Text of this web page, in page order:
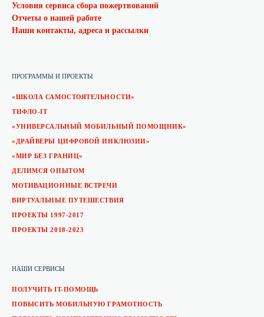
ПРОГРАММЫ И ПРОЕКТЫ
«ШКОЛА САМОСТОЯТЕЛЬНОСТИ»
ТИФЛО-IT
«УНИВЕРСАЛЬНЫЙ МОБИЛЬНЫЙ ПОМОЩНИК»
«ДРАЙВЕРЫ ЦИФРОВОЙ ИНКЛЮЗИИ»
«МИР БЕЗ ГРАНИЦ»
ДЕЛИМСЯ ОПЫТОМ
МОТИВАЦИОННЫЕ ВСТРЕЧИ
ВИРТУАЛЬНЫЕ ПУТЕШЕСТВИЯ
ПРОЕКТЫ 1997-2017
ПРОЕКТЫ 2018-2023
НАШИ СЕРВИСЫ
ПОЛУЧИТЬ IT-ПОМОЩЬ
ПОВЫСИТЬ МОБИЛЬНУЮ ГРАМОТНОСТЬ
Условия сервиса сбора пожертвований
Отчеты о нашей работе
Наши контакты, адреса и рассылки